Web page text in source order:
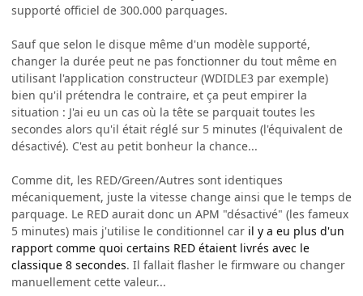
supporté officiel de 300.000 parquages.
Sauf que selon le disque même d'un modèle supporté,
changer la durée peut ne pas fonctionner du tout même en
utilisant l'application constructeur (WDIDLE3 par exemple)
bien qu'il prétendra le contraire, et ça peut empirer la
situation : J'ai eu un cas où la tête se parquait toutes les
secondes alors qu'il était réglé sur 5 minutes (l'équivalent de
désactivé). C'est au petit bonheur la chance...
Comme dit, les RED/Green/Autres sont identiques
mécaniquement, juste la vitesse change ainsi que le temps de
parquage. Le RED aurait donc un APM "désactivé" (les fameux
5 minutes) mais j'utilise le conditionnel car il y a eu plus d'un
rapport comme quoi certains RED étaient livrés avec le
classique 8 secondes. Il fallait flasher le firmware ou changer
manuellement cette valeur...